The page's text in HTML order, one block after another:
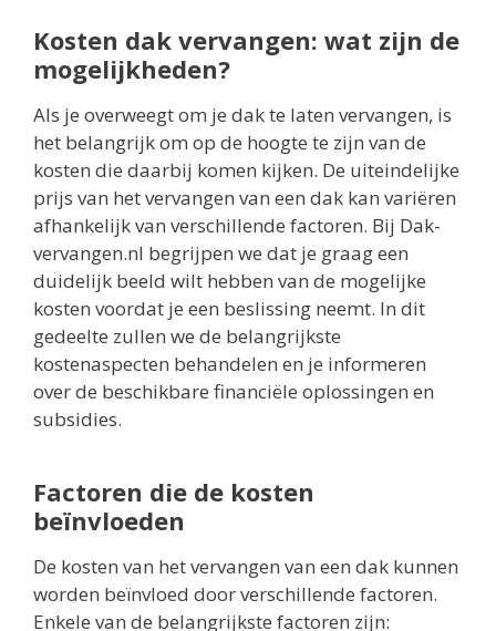
Kosten dak vervangen: wat zijn de
mogelijkheden?
Als je overweegt om je dak te laten vervangen, is
het belangrijk om op de hoogte te zijn van de
kosten die daarbij komen kijken. De uiteindelijke
prijs van het vervangen van een dak kan variëren
afhankelijk van verschillende factoren. Bij Dak-
vervangen.nl begrijpen we dat je graag een
duidelijk beeld wilt hebben van de mogelijke
kosten voordat je een beslissing neemt. In dit
gedeelte zullen we de belangrijkste
kostenaspecten behandelen en je informeren
over de beschikbare financiële oplossingen en
subsidies.
Factoren die de kosten
beïnvloeden
De kosten van het vervangen van een dak kunnen
worden beïnvloed door verschillende factoren.
Enkele van de belangrijkste factoren zijn: